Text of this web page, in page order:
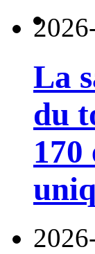
La
du
170